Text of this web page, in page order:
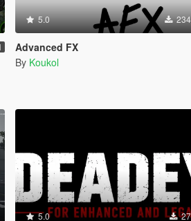
5.0
Advanced FX
By Koukol
5.0